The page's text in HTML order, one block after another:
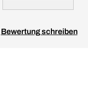
Bewertung schreiben